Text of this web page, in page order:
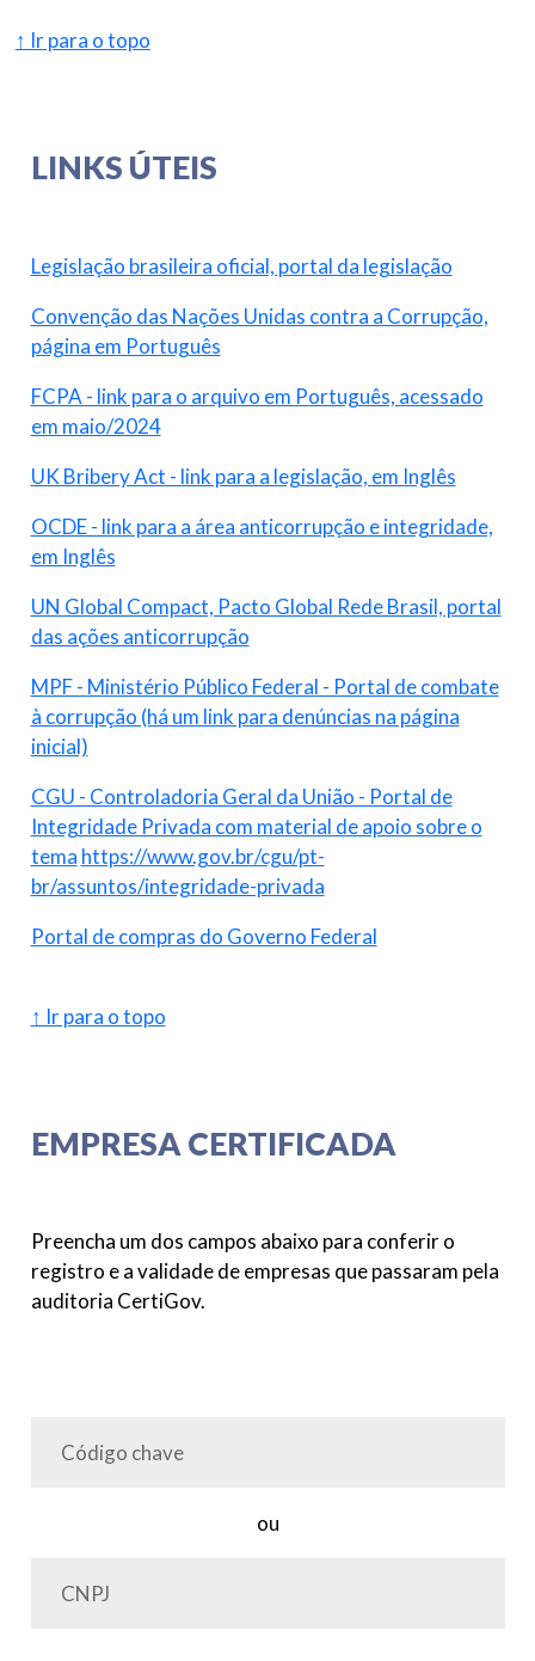
↑ Ir para o topo
LINKS ÚTEIS
Legislação brasileira oficial, portal da legislação
Convenção das Nações Unidas contra a Corrupção,
página em Português
FCPA - link para o arquivo em Português, acessado
em maio/2024
UK Bribery Act - link para a legislação, em Inglês
OCDE - link para a área anticorrupção e integridade,
em Inglês
UN Global Compact, Pacto Global Rede Brasil, portal
das ações anticorrupção
MPF - Ministério Público Federal - Portal de combate
à corrupção (há um link para denúncias na página
inicial)
CGU - Controladoria Geral da União - Portal de
Integridade Privada com material de apoio sobre o
tema https://www.gov.br/cgu/pt-
br/assuntos/integridade-privada
Portal de compras do Governo Federal
↑ Ir para o topo
EMPRESA CERTIFICADA
Preencha um dos campos abaixo para conferir o
registro e a validade de empresas que passaram pela
auditoria CertiGov.
ou